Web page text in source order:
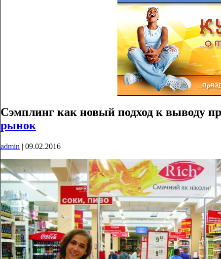
Сэмплинг как новый подход к выводу
рынок
admin | 09.02.2016